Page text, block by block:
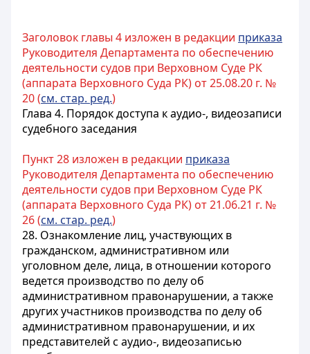
Заголовок главы 4 изложен в редакции приказа
Руководителя Департамента по обеспечению
деятельности судов при Верховном Суде РК
(аппарата Верховного Суда РК) от 25.08.20 г. №
20 (см. стар. ред.)
Глава 4. Порядок доступа к аудио-, видеозаписи
судебного заседания
Пункт 28 изложен в редакции приказа
Руководителя Департамента по обеспечению
деятельности судов при Верховном Суде РК
(аппарата Верховного Суда РК) от 21.06.21 г. №
26 (см. стар. ред.)
28. Ознакомление лиц, участвующих в
гражданском, административном или
уголовном деле, лица, в отношении которого
ведется производство по делу об
административном правонарушении, а также
других участников производства по делу об
административном правонарушении, и их
представителей с аудио-, видеозаписью